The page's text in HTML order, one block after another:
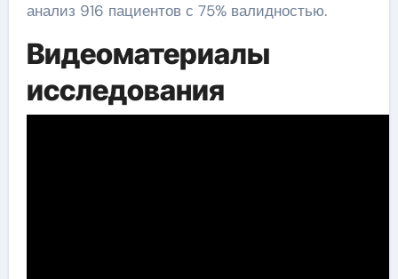
анализ 916 пациентов с 75% валидностью.
Видеоматериалы
исследования